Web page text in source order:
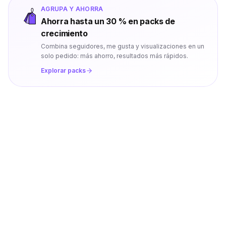
AGRUPA Y AHORRA
Ahorra hasta un 30 % en packs de
crecimiento
Combina seguidores, me gusta y visualizaciones en un
solo pedido: más ahorro, resultados más rápidos.
Explorar packs